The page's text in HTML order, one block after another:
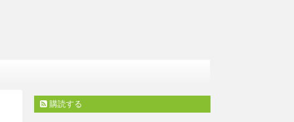
購読する